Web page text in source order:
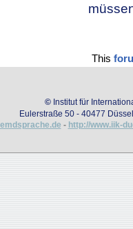
This
© Institut für
Eulerstraße 50 - 40477
- http://www.iik-